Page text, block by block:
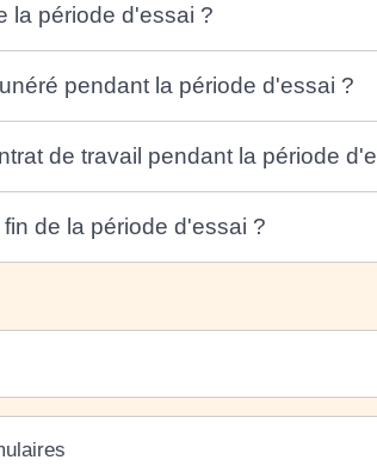
la période d'essai ?
pendant la période d'essai ?
de travail pendant la période
de la période d'essai ?